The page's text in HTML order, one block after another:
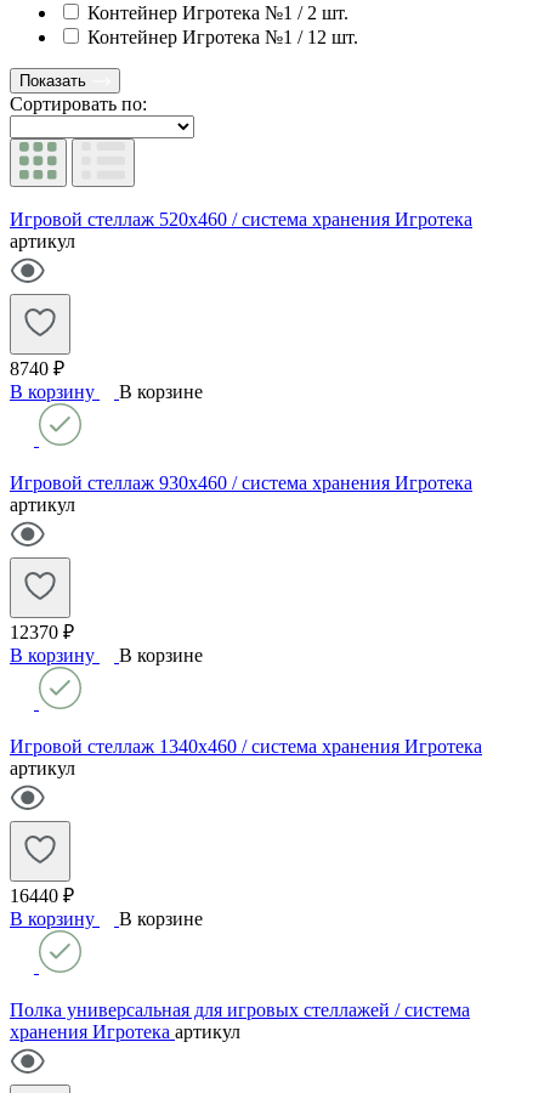
Контейнер Игротека №1 / 2 шт.
Контейнер Игротека №1 / 12 шт.
Показать
Сортировать по:
Игровой стеллаж 520х460 / система хранения Игротека
артикул
8740 ₽
В корзину
В корзине
Игровой стеллаж 930х460 / система хранения Игротека
артикул
12370 ₽
В корзину
В корзине
Игровой стеллаж 1340х460 / система хранения Игротека
артикул
16440 ₽
В корзину
В корзине
Полка универсальная для игровых стеллажей / система
хранения Игротека артикул